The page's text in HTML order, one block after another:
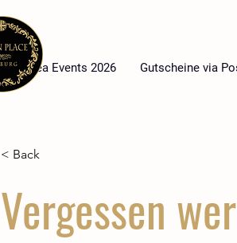
High Tea Events 2026 Gutscheine via
< Back
Vergessen